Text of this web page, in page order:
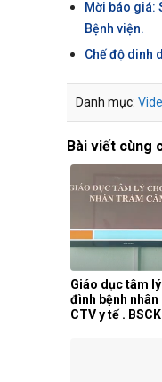
Mời báo giá:
Bệnh viện.
Chế độ dinh
Danh mục:
Bài viết cùng
Giáo dục tâm
đình bệnh
CTV y tế .